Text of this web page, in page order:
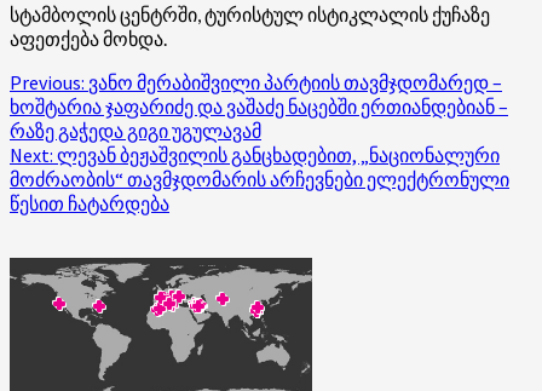
სტამბოლის ცენტრში, ტურისტულ ისტიკლალის ქუჩაზე
აფეთქება მოხდა.
Post
navigation
Previous: ვანო მერაბიშვილი პარტიის თავმჯდომარედ –
ხოშტარია ჯაფარიძე და ვაშაძე ნაცებში ერთიანდებიან –
რაზე გაჭედა გიგი უგულავამ
Next: ლევან ბეჟაშვილის განცხადებით, „ნაციონალური
მოძრაობის“ თავმჯდომარის არჩევნები ელექტრონული
წესით ჩატარდება